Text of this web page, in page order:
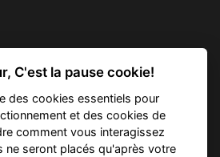
C'est la pause cookie!
des cookies essentiels pour
et des cookies de
comment vous interagissez
ne seront placés qu'après votre